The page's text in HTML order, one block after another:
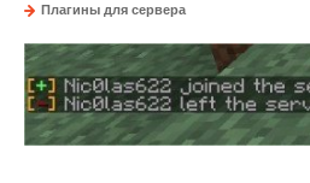
Плагины для сервера